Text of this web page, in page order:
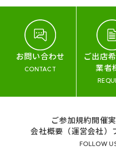
お問い合わせ
CONTACT
ご出店
業者
ご参加規約開催
会社概要（運営会社）
FOLLOW